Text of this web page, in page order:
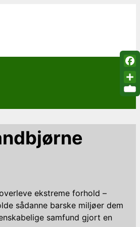
ekstreme forhold –
sådanne barske miljøer dem
samfund gjort en